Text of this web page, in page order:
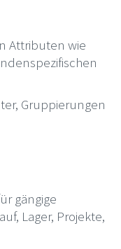
Attributen wie
Gruppierungen
gängige
Lager, Projekte,